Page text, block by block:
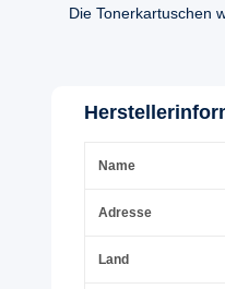
Die Tonerkartuschen
Name
Adresse
Land